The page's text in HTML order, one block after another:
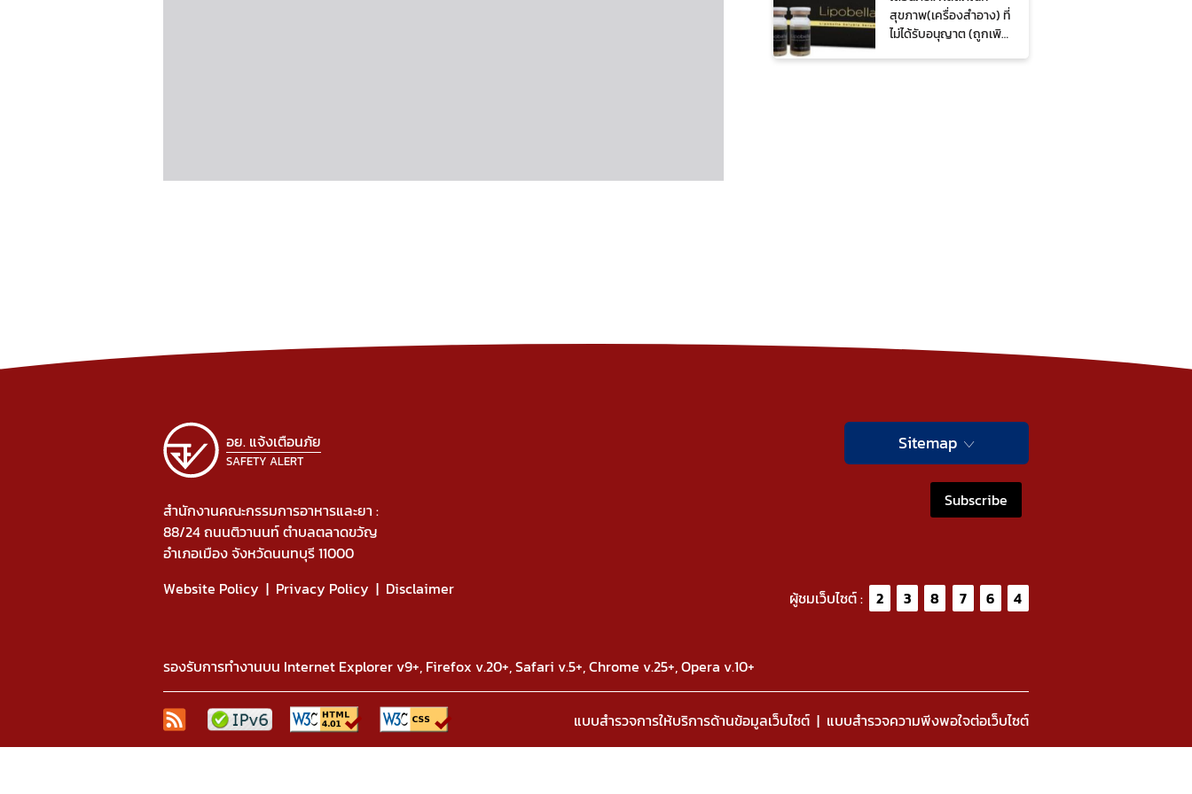
สุขภาพ(เครื่องสำอาง) ที่
ไม่ได้รับอนุญาต (ถูกเพิก
อย. แจ้งเตือนภัย
SAFETY ALERT
สำนักงานคณะกรรมการอาหารและยา :
88/24 ถนนติวานนท์ ตำบลตลาดขวัญ
อำเภอเมือง จังหวัดนนทบุรี 11000
Website Policy
Privacy Policy Disclaimer
Sitemap
Subscribe
ผู้ชมเว็บไซต์ : 2 3 8 7 6 4
รองรับการทำงานบน Internet Explorer v9+, Firefox v.20+, Safari v.5+, Chrome v.25+, Opera v.10+
แบบสำรวจการให้บริการด้านข้อมูลเว็บไซต์ แบบสำรวจความพีงพอใจต่อเว็บไซต์